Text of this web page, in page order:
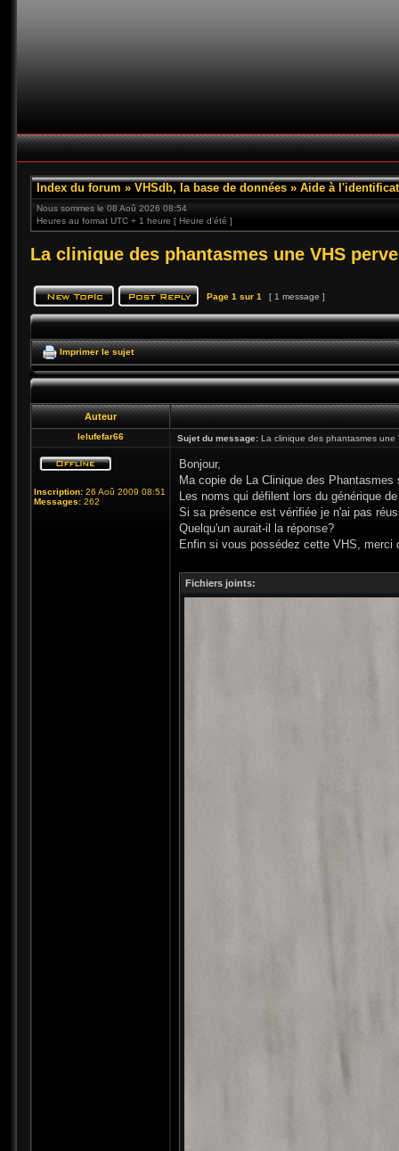
Index du forum » VHSdb, la base de données » Aide à
Nous sommes le 08 Aoû 2026 08:54
Heures au format UTC + 1 heure [ Heure d’été ]
La clinique des phantasmes une VHS
Page 1 sur 1 [ 1 message ]
Imprimer le sujet
Auteur
lelufefar66 Sujet du message: La clinique des phantasmes une
Inscription: 26 Aoû 2009 08:51
Messages: 262
Bonjour,
Ma copie de La Clinique des
Les noms qui défilent lors du générique
Si sa présence est vérifiée je n'ai pas
Quelqu'un aurait-il la réponse?
Enfin si vous possédez cette VHS,
Fichiers joints: